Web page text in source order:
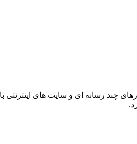
بر تولید نرم افزارهای چند رسانه ای